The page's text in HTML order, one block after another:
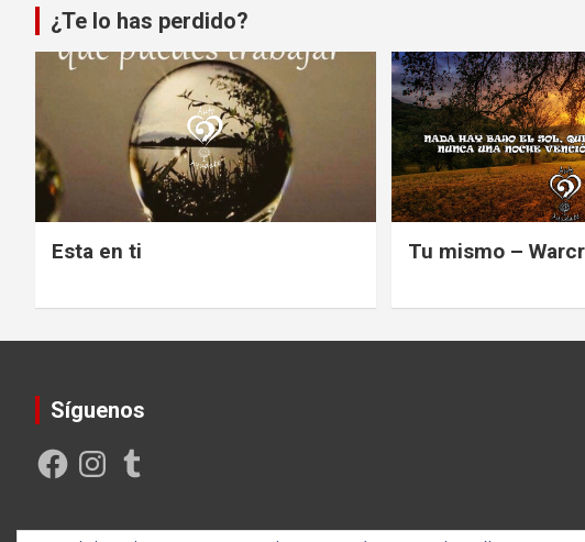
¿Te lo has perdido?
Esta en ti Tu mismo –
Síguenos
FacebookInstagramTumblr